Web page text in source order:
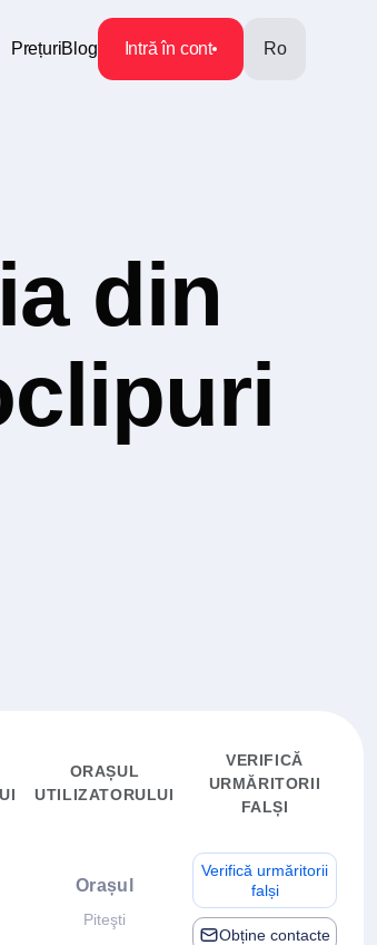
PrețuriBlog Intră în cont Ro
din
ORAȘUL
UTILIZATORULUI
VERIFICĂ
URMĂRITORII
FALȘI
Orașul
Piteşti
Verifică urmăritorii
falși
Obține contacte